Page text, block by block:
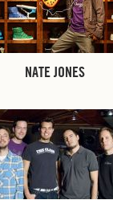
NATE JONES